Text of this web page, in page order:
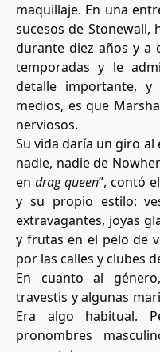
maquillaje. En una
sucesos de Stonewall,
durante diez años y a
temporadas y le
detalle importante,
medios, es que
nerviosos.
Su vida daría un giro al
nadie, nadie de
en drag queen”, contó
y su propio estilo:
extravagantes, joyas
y frutas en el pelo de
por las calles y clubes
En cuanto al
travestis y algunas
Era algo habitual.
pronombres